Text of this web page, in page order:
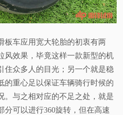
板车应用宽大轮胎的初衷有两
风效果，毕竟这样一款新型的机
住众多人的目光；另一个就是稳
的重心足以保证车辆骑行时候的
。与之相对应的不足之处，就是
分可以进行360旋转，但在高速